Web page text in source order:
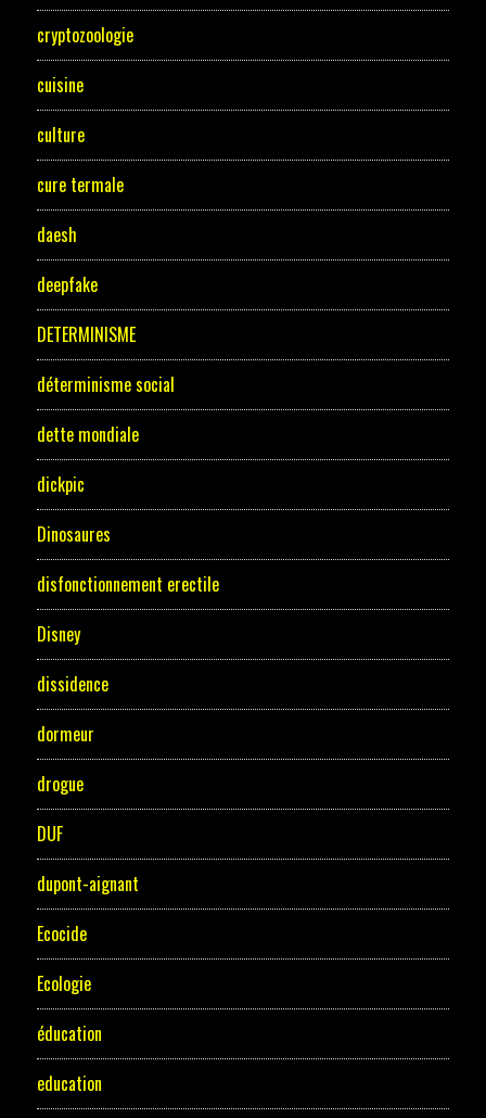
cryptozoologie
cuisine
culture
cure termale
daesh
deepfake
DETERMINISME
déterminisme social
dette mondiale
dickpic
Dinosaures
disfonctionnement erectile
Disney
dissidence
dormeur
drogue
DUF
dupont-aignant
Ecocide
Ecologie
éducation
education